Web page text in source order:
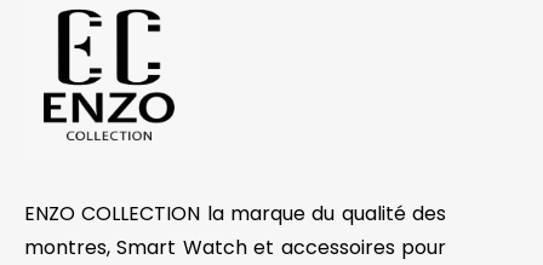
ENZO COLLECTION la marque du qualité des
montres, Smart Watch et accessoires pour